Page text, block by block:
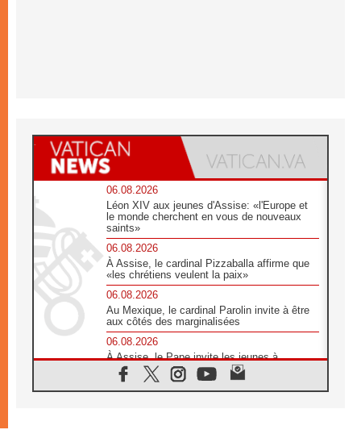
06.08.2026
Léon XIV aux jeunes d'Assise: «l'Europe et
le monde cherchent en vous de nouveaux
saints»
06.08.2026
À Assise, le cardinal Pizzaballa affirme que
«les chrétiens veulent la paix»
06.08.2026
Au Mexique, le cardinal Parolin invite à être
aux côtés des marginalisées
06.08.2026
À Assise, le Pape invite les jeunes à
«construire la civilisation de l'amour»
05.08.2026